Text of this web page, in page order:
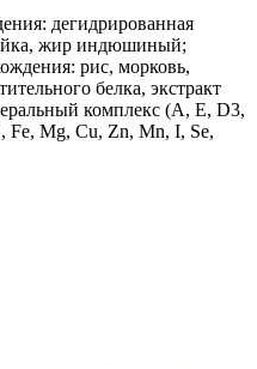
дегидрированная
жир индюшиный;
рис, морковь,
белка, экстракт
комплекс (А, E, D3,
Mg, Cu, Zn, Mn, I, Se,